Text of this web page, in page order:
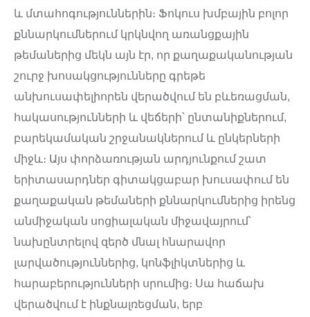
և մտահոգություններին։ Ֆոկուս խմբային բոլոր
քննարկումներում կրկնվող առանցքային
թեմաներից մեկն այն էր, որ քաղաքականության
շուրջ խոսակցությունները գրեթե
անխուսափելիորեն վերածվում են բևեռացման,
հակասությունների և վեճերի՝ ընտանիքներում,
բարեկամական շրջանակներում և ընկերների
միջև։ Այս փորձառության արդյունքում շատ
երիտասարդներ գիտակցաբար խուսափում են
քաղաքական թեմաների քննարկումներից իրենց
անմիջական սոցիալական միջավայրում՝
նախընտրելով զերծ մնալ հնարավոր
լարվածություններից, կոնֆլիկտներից և
հարաբերությունների սրումից։ Սա հաճախ
վերածվում է ինքնալռեցման, երբ